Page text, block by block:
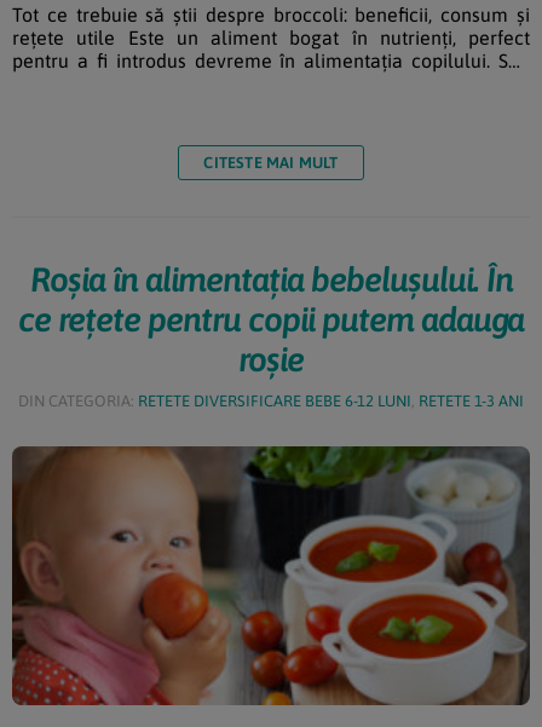
Tot ce trebuie să știi despre broccoli: beneficii, consum și
rețete utile Este un aliment bogat în nutrienți, perfect
pentru a fi introdus devreme în alimentația copilului. Sub
importantă, iar această legumă este un aliat ideal pentru
sănătate. Tabel de diversificare: cum îl oferim în funcție […]
CITESTE MAI MULT
Roșia în alimentația bebelușului. În
ce rețete pentru copii putem adauga
roșie
DIN CATEGORIA: RETETE DIVERSIFICARE BEBE 6-12 LUNI RETETE 1-3 ANI